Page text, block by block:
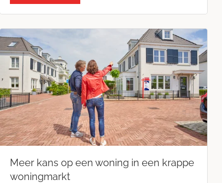
Meer kans op een woning in een krappe
woningmarkt